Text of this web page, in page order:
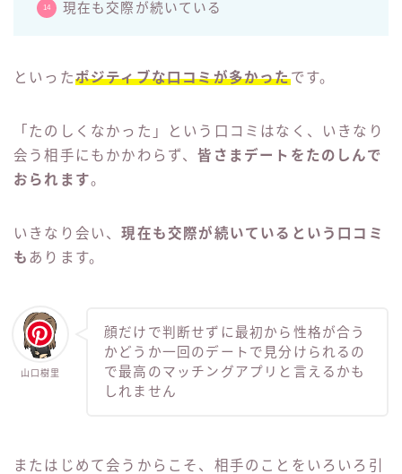
現在も交際が続いている
といったポジティブな口コミが多かったです。
「たのしくなかった」という口コミはなく、いきなり
会う相手にもかかわらず、皆さまデートをたのしんで
おられます。
いきなり会い、現在も交際が続いているという口コミ
も あります。
山口樹里
顔だけで判断せずに最初から性格が合う
かどうか一回のデートで見分けられるの
で最高のマッチングアプリと言えるかも
しれません
またはじめて会うからこそ、相手のことをいろいろ引